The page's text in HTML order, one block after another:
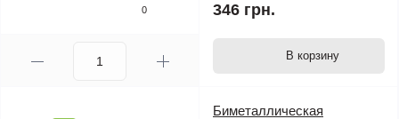
0 346 грн.
В корзину
Биметаллическая